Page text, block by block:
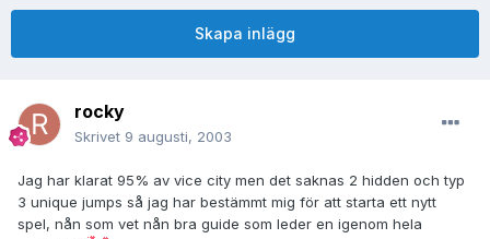
Skapa inlägg
rocky
Skrivet 9 augusti, 2003
Jag har klarat 95% av vice city men det saknas 2 hidden och typ
3 unique jumps så jag har bestämmt mig för att starta ett nytt
spel, nån som vet nån bra guide som leder en igenom hela